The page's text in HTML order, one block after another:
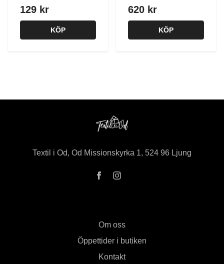
129 kr
KÖP
620 kr
KÖP
Textil i Od, Od Missionskyrka 1, 524 96 Ljung
Om oss
Öppettider i butiken
Kontakt